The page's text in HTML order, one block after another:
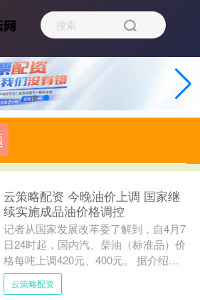
云策略配资 今晚油价上调 国家继
续实施成品油价格调控
记者从国家发展改革委了解到，自4月7
日24时起，国内汽、柴油（标准品）价
格每吨上调420元、400元。 据介绍，3
月23日国内成品油价格调整以来，国际
市场原油价....
云策略配资